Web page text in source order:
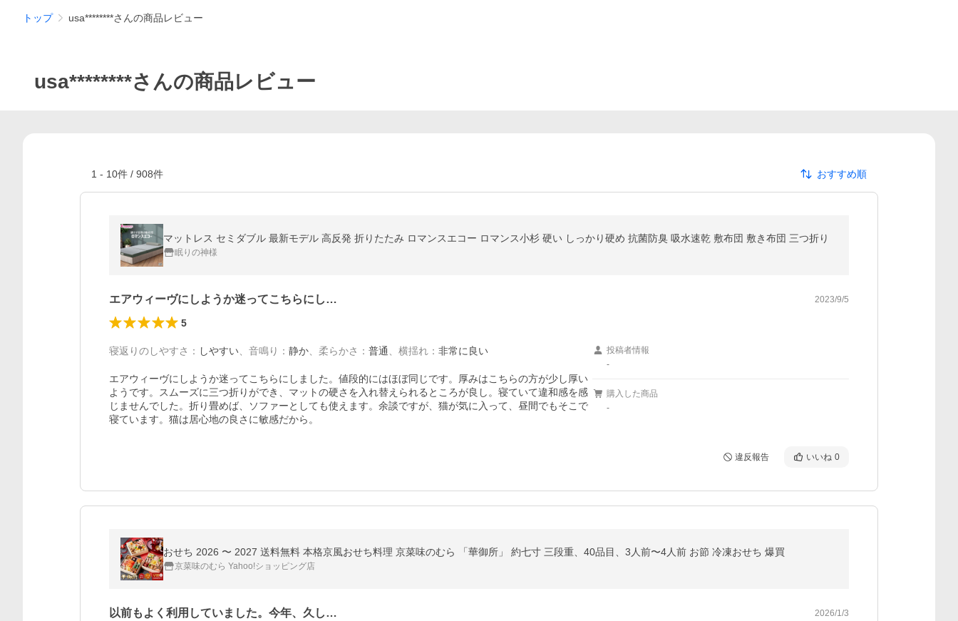
トップ usa********さんの商品レビュー
usa********さんの商品レビュー
1 - 10件 / 908件 おすすめ順
マットレス セミダブル 最新モデル 高反発 折りたたみ ロマンスエコー ロマンス小杉 硬い しっかり硬め 抗菌防臭 吸水速乾 敷布団 敷き布団 三つ折り
眠りの神様
エアウィーヴにしようか迷ってこちらにし… 2023/9/5
5
寝返りのしやすさ ： しやすい 音鳴り ： 静か 柔らかさ ： 普通 横揺れ ： 非常に良い
エアウィーヴにしようか迷ってこちらにしました。値段的にはほぼ同じです。厚みはこちらの方が少し厚い
ようです。スムーズに三つ折りができ、マットの硬さを入れ替えられるところが良し。寝ていて違和感を感
じませんでした。折り畳めば、ソファーとしても使えます。余談ですが、猫が気に入って、昼間でもそこで
寝ています。猫は居心地の良さに敏感だから。
投稿者情報
-
購入した商品
-
違反報告 いいね 0
おせち 2026 〜 2027 送料無料 本格京風おせち料理 京菜味のむら 「華御所」 約七寸 三段重、40品目、3人前〜4人前 お節 冷凍おせち 爆買
京菜味のむら Yahoo!ショッピング店
以前もよく利用していました。今年、久し… 2026/1/3